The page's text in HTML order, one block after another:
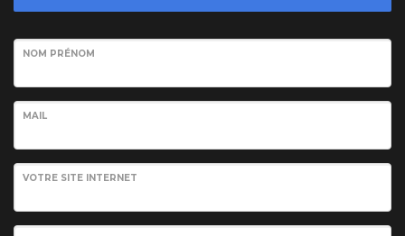
NOM PRÉNOM
MAIL
VOTRE SITE INTERNET